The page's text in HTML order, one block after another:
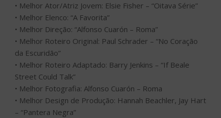
• Melhor Ator/Atriz Jovem: Elsie Fisher – “Oitava Série”
• Melhor Elenco: “A Favorita”
• Melhor Direção: “Alfonso Cuarón – Roma”
• Melhor Roteiro Original: Paul Schrader – “No Coração
da Escuridão”
• Melhor Roteiro Adaptado: Barry Jenkins – “If Beale
Street Could Talk”
• Melhor Fotografia: Alfonso Cuarón – Roma
• Melhor Design de Produção: Hannah Beachler, Jay Hart
– “Pantera Negra”